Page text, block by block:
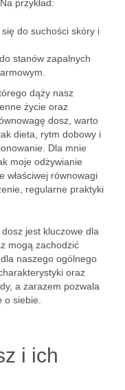
przykład:
do suchości skóry i
stanów zapalnych
dąży nasz
życie oraz
dosz, warto
dieta, rytm dobowy i
Dla mnie
moje odżywianie
właściwej równowagi
regularne praktyki
jest kluczowe dla
mogą zachodzić
naszego ogólnego
oraz
a zarazem pozwala
siebie.
i ich